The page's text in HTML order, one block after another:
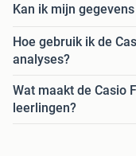
Kan ik mijn
Hoe gebruik ik de
analyses?
Wat maakt de Casio
leerlingen?